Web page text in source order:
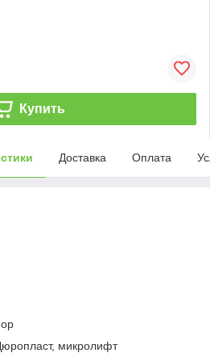
Купить
Доставка Оплата
микролифт